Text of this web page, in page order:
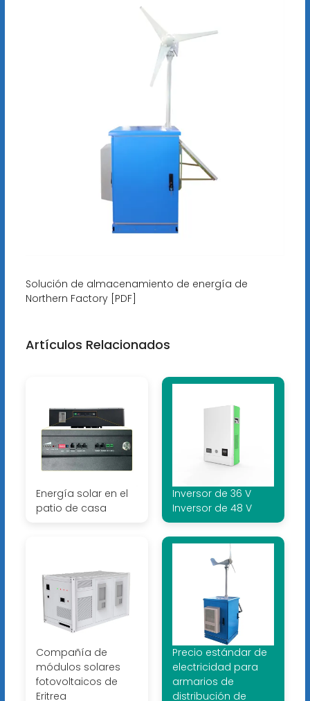
Solución de almacenamiento de energía de
Northern Factory [PDF]
Artículos Relacionados
Energía solar en el
patio de casa
Inversor de 36 V
Inversor de 48 V
Compañía de
módulos solares
fotovoltaicos de
Eritrea
Precio estándar de
electricidad para
armarios de
distribución de